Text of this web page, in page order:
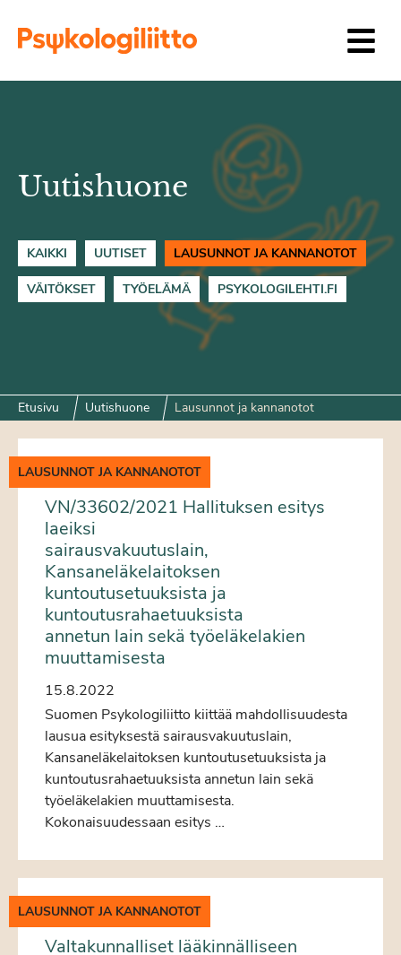
Uutishuone
KAIKKI UUTISET LAUSUNNOT JA KANNANOTOT
VÄITÖKSET TYÖELÄMÄ PSYKOLOGILEHTI.FI
Etusivu Uutishuone Lausunnot ja kannanotot
LAUSUNNOT JA KANNANOTOT
VN/33602/2021 Hallituksen esitys
laeiksi
sairausvakuutuslain,
Kansaneläkelaitoksen
kuntoutusetuuksista ja
kuntoutusrahaetuuksista
annetun lain sekä työeläkelakien
muuttamisesta
15.8.2022
Suomen Psykologiliitto kiittää mahdollisuudesta
lausua esityksestä sairausvakuutuslain,
Kansaneläkelaitoksen kuntoutusetuuksista ja
kuntoutusrahaetuuksista annetun lain sekä
työeläkelakien muuttamisesta.
Kokonaisuudessaan esitys …
LAUSUNNOT JA KANNANOTOT
Valtakunnalliset lääkinnälliseen